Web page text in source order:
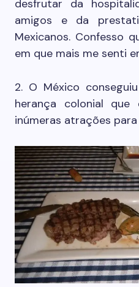
desfrutar da
amigos e da
Mexicanos. Confesso
em que mais me senti
2. O México
herança colonial
inúmeras atrações